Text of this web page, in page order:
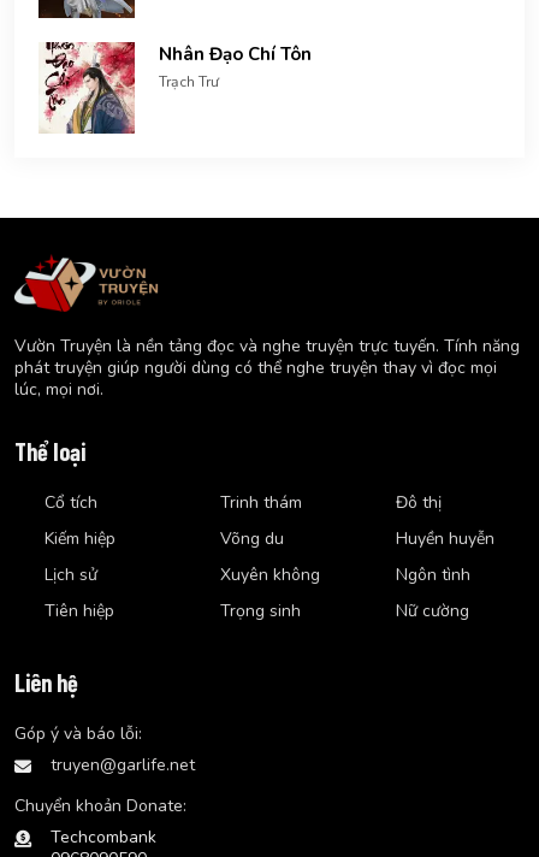
Nhân Đạo Chí Tôn
Trạch Trư
Vườn Truyện là nền tảng đọc và nghe truyện trực tuyến. Tính năng
phát truyện giúp người dùng có thể nghe truyện thay vì đọc mọi
lúc, mọi nơi.
Thể loại
Cổ tích
Kiếm hiệp
Lịch sử
Tiên hiệp
Trinh thám
Võng du
Xuyên không
Trọng sinh
Đô thị
Huyền huyễn
Ngôn tình
Nữ cường
Liên hệ
Góp ý và báo lỗi:
truyen@garlife.net
Chuyển khoản Donate:
Techcombank